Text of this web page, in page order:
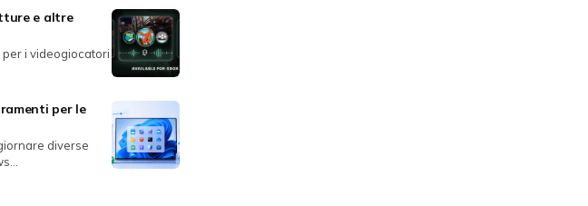
e altre
i videogiocatori
per le
diverse